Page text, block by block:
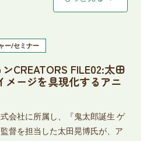
ー/セミナー
CREATORS FILE02:太田
ージを具現化するアニ
会社に所属し、『鬼太郎誕生 ゲ
督を担当した太田晃博氏が、ア